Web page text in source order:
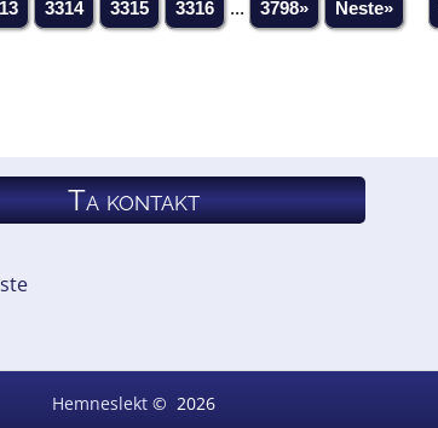
3314 3315 3316 ... 3798» Neste»
Ta kontakt
Hemneslekt© 2026